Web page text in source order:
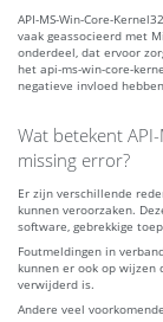
API-MS-Win-Core-
vaak geassocieerd met
onderdeel, dat ervoor
het api-ms-win-core-
negatieve invloed
Wat betekent
missing error?
Er zijn verschillende
kunnen veroorzaken.
software, gebrekkige
Foutmeldingen in
kunnen er ook op wijzen
verwijderd is.
Andere veel